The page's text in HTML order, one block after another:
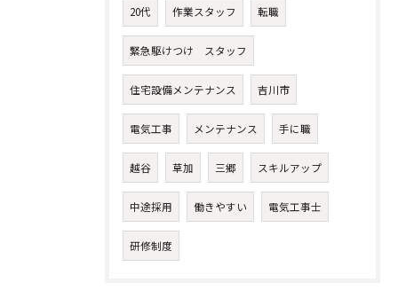
20代 作業スタッフ 転職
緊急駆けつけ スタッフ
住宅設備メンテナンス 吉川市
電気工事 メンテナンス 手に職
越谷 草加 三郷 スキルアップ
中途採用 働きやすい 電気工事士
研修制度